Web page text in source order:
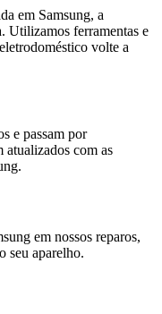
em Samsung, a
Utilizamos ferramentas e
volte a
e passam por
atualizados com as
.
em nossos reparos,
seu aparelho.